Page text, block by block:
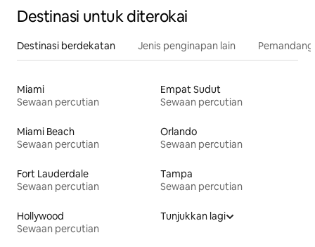
Destinasi untuk diterokai
Destinasi berdekatan Jenis penginapan lain
Miami
Sewaan percutian
Empat Sudut
Sewaan percutian
Miami Beach
Sewaan percutian
Orlando
Sewaan percutian
Fort Lauderdale
Sewaan percutian
Tampa
Sewaan percutian
Hollywood
Sewaan percutian
Tunjukkan lagi